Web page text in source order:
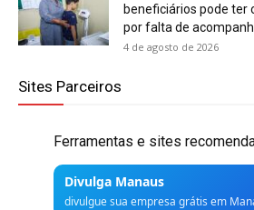
beneficiários pode ter
por falta de
4 de agosto de 2026
Sites Parceiros
Ferramentas e sites
Divulga Manaus
divulgue sua empresa grátis em